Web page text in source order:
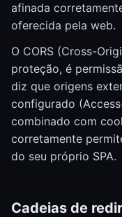
afinada
oferecida pela web.
O CORS (Cross-
proteção, é
diz que origens
configurado
combinado com
corretamente
do seu próprio SPA.
Cadeias de